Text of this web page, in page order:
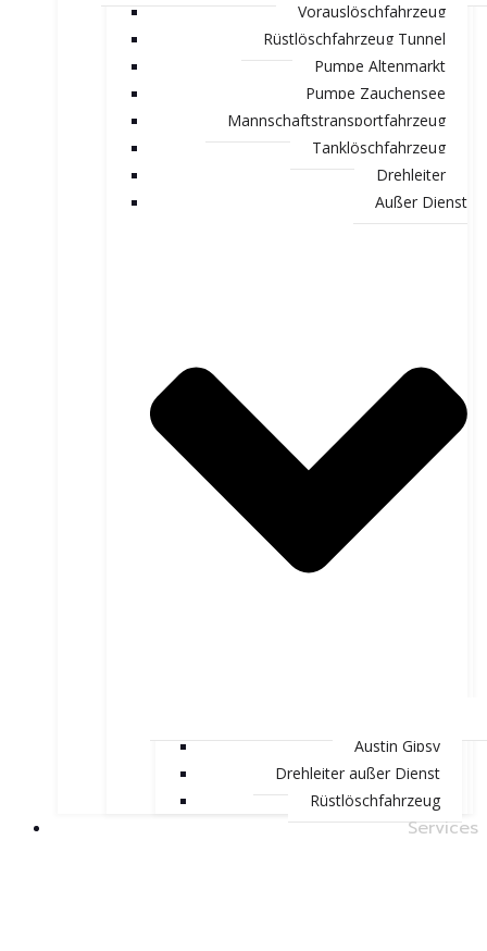
Vorauslöschfahrzeug
Rüstlöschfahrzeug Tunnel
Pumpe Altenmarkt
Pumpe Zauchensee
Mannschaftstransportfahrzeug
Tanklöschfahrzeug
Drehleiter
Außer Dienst
Austin Gipsy
Drehleiter außer Dienst
Rüstlöschfahrzeug
Services